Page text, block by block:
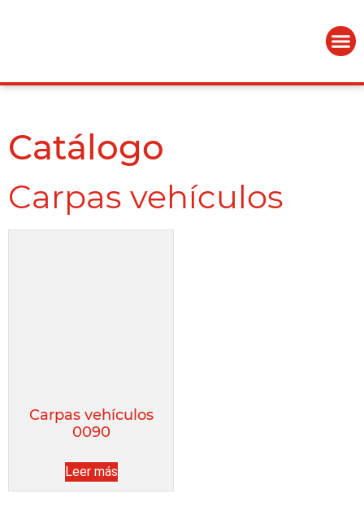
Catálogo
Carpas vehículos
Carpas vehículos
0090
Leer más